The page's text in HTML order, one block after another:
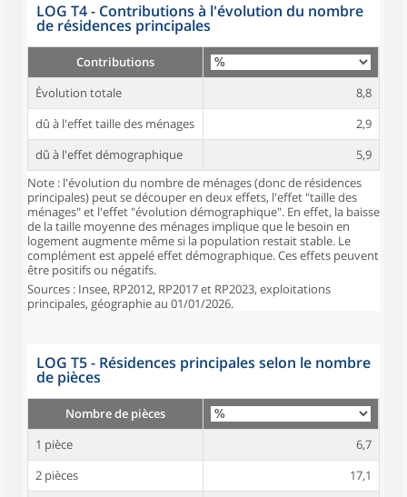
LOG T4 - Contributions à l'évolution du nombre
de résidences principales
Contributions
Évolution totale
8,8
dû à l'effet taille des ménages
2,9
dû à l'effet démographique
5,9
Note : l'évolution du nombre de ménages (donc de résidences
principales) peut se découper en deux effets, l'effet "taille des
ménages" et l'effet "évolution démographique". En effet, la baisse
de la taille moyenne des ménages implique que le besoin en
logement augmente même si la population restait stable. Le
complément est appelé effet démographique. Ces effets peuvent
être positifs ou négatifs.
Sources : Insee, RP2012, RP2017 et RP2023, exploitations
principales, géographie au 01/01/2026.
LOG T5 - Résidences principales selon le nombre
de pièces
Nombre de pièces
1 pièce
6,7
2 pièces
17,1